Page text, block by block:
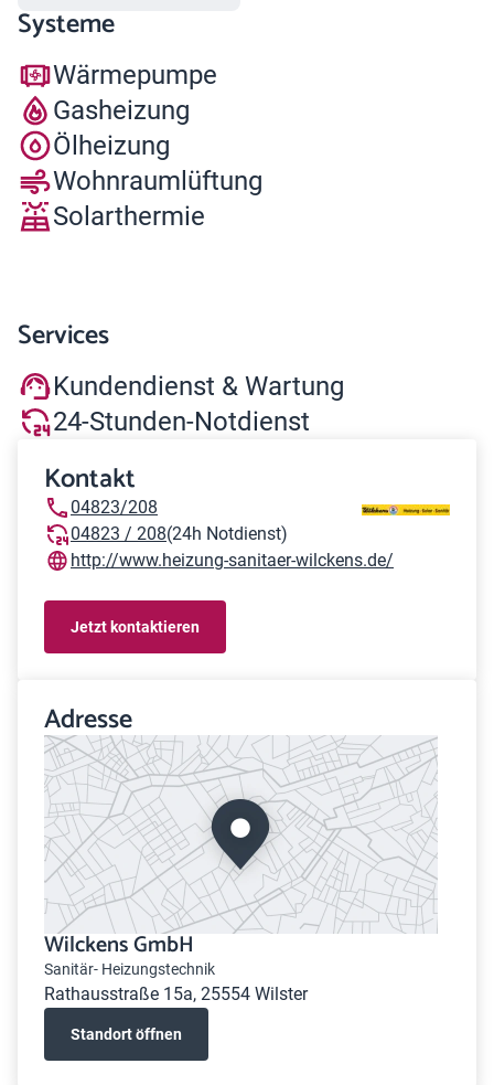
Systeme
Wärmepumpe
Gasheizung
Ölheizung
Wohnraumlüftung
Solarthermie
Services
Kundendienst & Wartung
24-Stunden-Notdienst
Kontakt
04823/208
04823 / 208(24h Notdienst)
http://www.heizung-sanitaer-wilckens.de/
Jetzt kontaktieren
Adresse
Wilckens GmbH
Sanitär- Heizungstechnik
Rathausstraße 15a, 25554 Wilster
Standort öffnen